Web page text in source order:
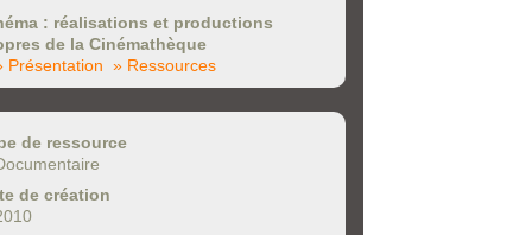
: réalisations et productions
de la Cinémathèque
Présentation » Ressources
de ressource
de création